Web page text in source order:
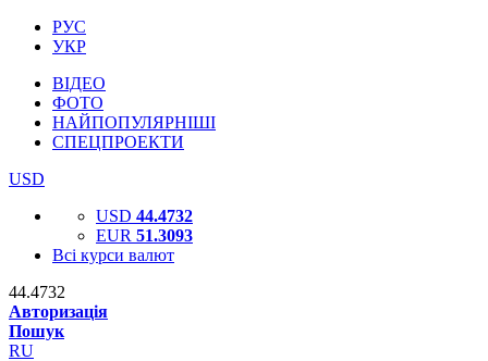
РУС
УКР
ВІДЕО
ФОТО
НАЙПОПУЛЯРНІШІ
СПЕЦПРОЕКТИ
USD
USD 44.4732
EUR 51.3093
Всі курси валют
44.4732
Авторизація
Пошук
RU